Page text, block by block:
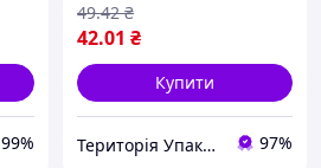
99%
42.01 ₴
49.42 ₴
Купити
Територія Упаковки 97%